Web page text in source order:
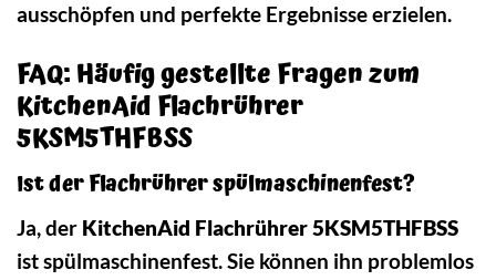
ausschöpfen und perfekte Ergebnisse erzielen.
FAQ: Häufig gestellte Fragen zum
KitchenAid Flachrührer
5KSM5THFBSS
Ist der Flachrührer spülmaschinenfest?
Ja, der KitchenAid Flachrührer 5KSM5THFBSS
ist spülmaschinenfest. Sie können ihn problemlos